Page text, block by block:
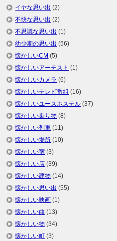
イヤな思い出 (2)
不快な思い出 (2)
不思議な思い出 (1)
幼少期の思い出 (56)
懐かしいCM (5)
懐かしいアーチスト (1)
懐かしいカメラ (6)
懐かしいテレビ番組 (16)
懐かしいユースホステル (37)
懐かしい乗り物 (8)
懐かしい列車 (11)
懐かしい場所 (10)
懐かしい宿 (3)
懐かしい店 (39)
懐かしい建物 (14)
懐かしい思い出 (55)
懐かしい映画 (1)
懐かしい曲 (13)
懐かしい物 (34)
懐かしい町 (3)